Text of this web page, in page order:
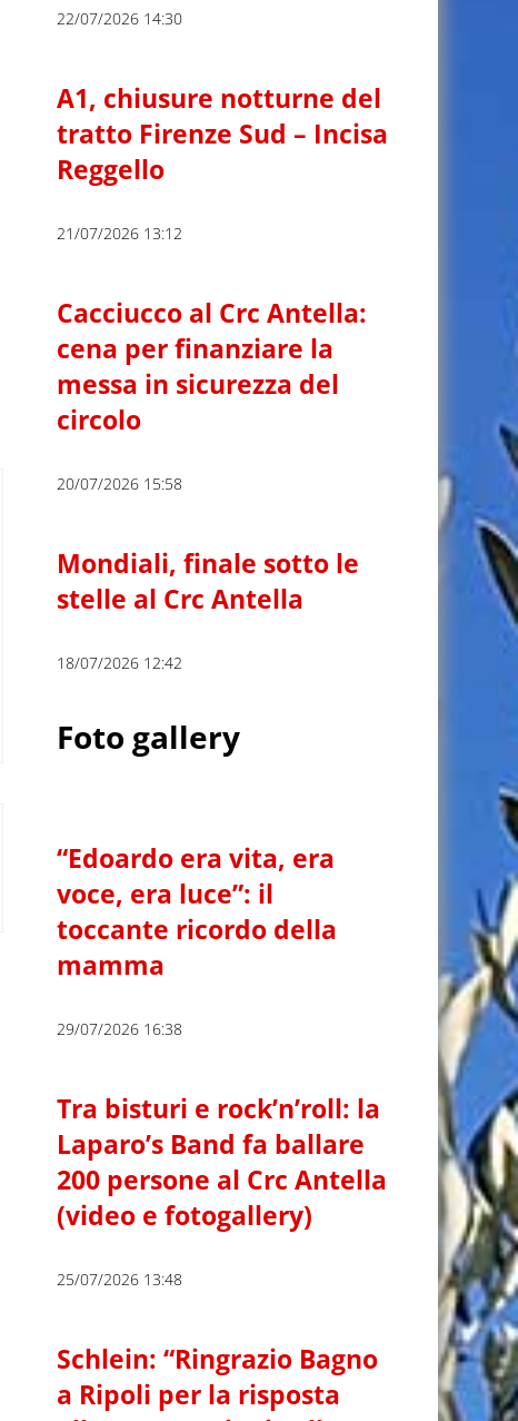
22/07/2026 14:30
A1, chiusure notturne del
tratto Firenze Sud – Incisa
Reggello
21/07/2026 13:12
Cacciucco al Crc Antella:
cena per finanziare la
messa in sicurezza del
circolo
20/07/2026 15:58
Mondiali, finale sotto le
stelle al Crc Antella
18/07/2026 12:42
Foto gallery
“Edoardo era vita, era
voce, era luce”: il
toccante ricordo della
mamma
29/07/2026 16:38
Tra bisturi e rock’n’roll: la
Laparo’s Band fa ballare
200 persone al Crc Antella
(video e fotogallery)
25/07/2026 13:48
Schlein: “Ringrazio Bagno
a Ripoli per la risposta